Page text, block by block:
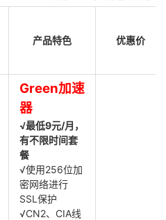
产品特色 优惠价
Green加速
器
√最低9元/月，
有不限时间套
餐
√使用256位加
密网络进行
SSL保护
√CN2、CIA线